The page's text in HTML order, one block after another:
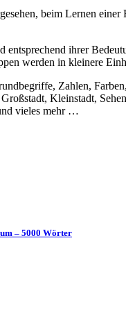
beim Lernen
entsprechend ihrer
werden in kleinere
Zahlen,
Kleinstadt,
vieles mehr …
– 5000 Wörter